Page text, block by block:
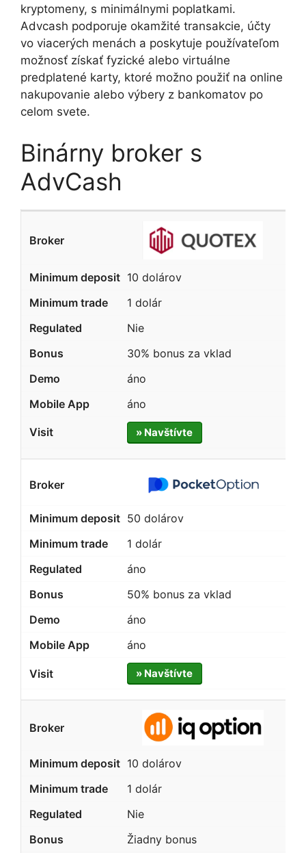
kryptomeny, s minimálnymi poplatkami.
Advcash podporuje okamžité transakcie, účty
vo viacerých menách a poskytuje používateľom
možnosť získať fyzické alebo virtuálne
predplatené karty, ktoré možno použiť na online
nakupovanie alebo výbery z bankomatov po
celom svete.
Binárny broker s
AdvCash
10 dolárov
1 dolár
Nie
30% bonus za vklad
áno
áno
» Navštívte
50 dolárov
1 dolár
áno
50% bonus za vklad
áno
áno
» Navštívte
10 dolárov
1 dolár
Nie
Žiadny bonus